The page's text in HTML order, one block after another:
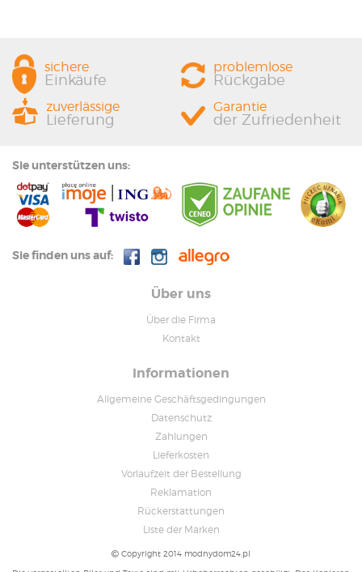
sichere
Einkäufe
problemlose
Rückgabe
zuverlässige
Lieferung
Garantie
der Zufriedenheit
Sie unterstützen uns:
Sie finden uns auf:
Über uns
Über die Firma
Kontakt
Informationen
Allgemeine Geschäftsgedingungen
Datenschutz
Zahlungen
Lieferkosten
Vorlaufzeit der Bestellung
Reklamation
Rückerstattungen
Liste der Marken
Copyright 2014 modnydom24.pl